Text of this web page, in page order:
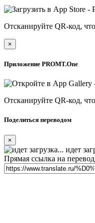
Отсканируйте QR-код,
×
Приложение PROMT.One
Отсканируйте QR-код,
Поделиться переводом
×
идет
Прямая ссылка на